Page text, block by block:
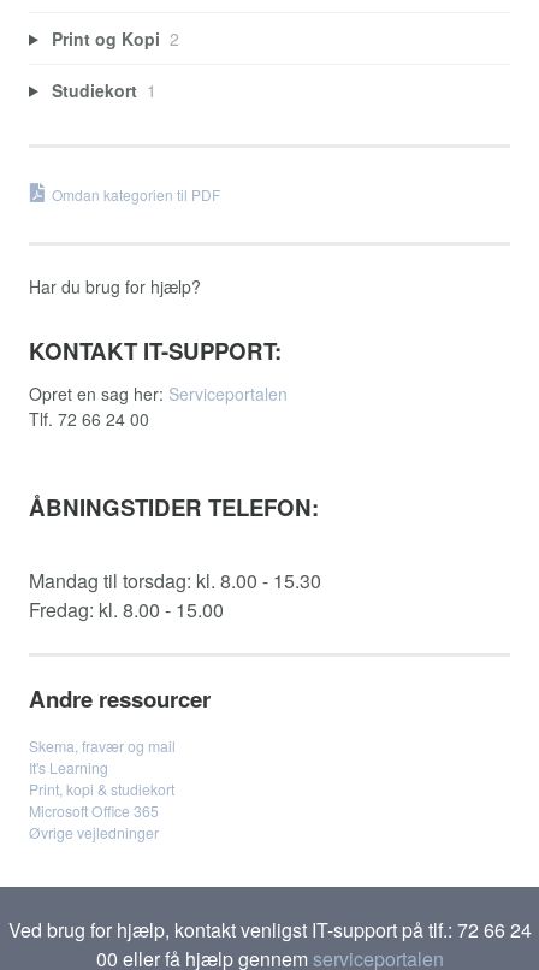
Print og Kopi 2
Studiekort 1
Omdan kategorien til PDF
Har du brug for hjælp?
KONTAKT IT-SUPPORT:
Opret en sag her: Serviceportalen
Tlf. 72 66 24 00
ÅBNINGSTIDER TELEFON:
Mandag til torsdag: kl. 8.00 - 15.30
Fredag: kl. 8.00 - 15.00
Andre ressourcer
Skema, fravær og mail
It's Learning
Print, kopi & studiekort
Microsoft Office 365
Øvrige vejledninger
Ved brug for hjælp, kontakt venligst IT-support på tlf.: 72 66 24
00 eller få hjælp gennem serviceportalen